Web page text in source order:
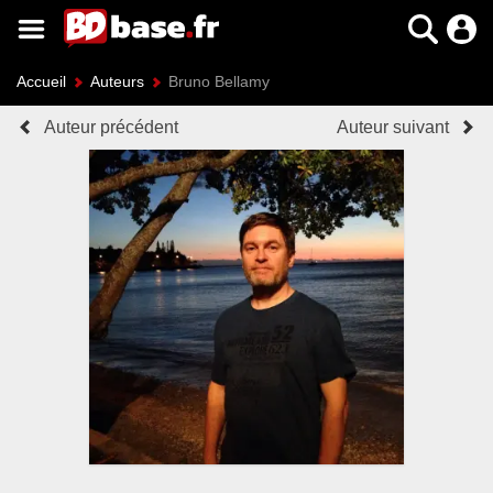
Accueil Auteurs Bruno Bellamy
Auteur précédent Auteur suivant